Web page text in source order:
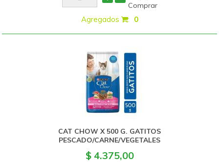
Comprar
Agregados : 0
CAT CHOW X 500 G. GATITOS
PESCADO/CARNE/VEGETALES
$ 4.375,00